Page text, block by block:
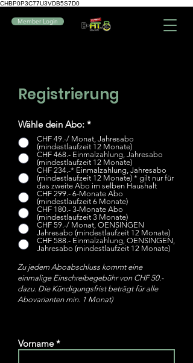
CHBP0P3C77U3VDB5S7D0
Member Login
Registrierung
Wähle dein Abo: *
CHF 49.-/ Monat, Jahresabo
(mindestlaufzeit 12 Monate)
CHF 468.- Einmalzahlung, Jahresabo
(mindestlaufzeit 12 Monate)
CHF 234.-* Einmalzahlung, Jahresabo
(mindestlaufzeit 12 Monate) * gilt nur für
das zweite Abo im selben Haushalt
CHF 299.- 6-Monate Abo
(mindestlaufzeit 6 Monate)
CHF 180.- 3-Monate Abo
(mindestlaufzeit 3 Monate)
CHF 59.-/ Monat, OENSINGEN
Jahresabo (mindestlaufzeit 12 Monate)
CHF 588.- Einmalzahlung, OENSINGEN,
Jahresabo (mindestlaufzeit 12 Monate)
Zu jedem Aboabschluss kommt eine
einmalige Einschreibegebühr von CHF 50.-
dazu. Die Kündigungsfrist beträgt für alle
Abovarianten min. 1 Monat)
Vorname